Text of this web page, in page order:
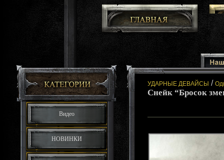
Видео
НОВИНКИ
УДАРНЫЕ ДЕВАЙСЫ /
Снейк “Бросок